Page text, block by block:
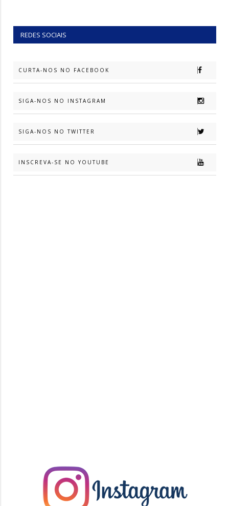
REDES SOCIAIS
CURTA-NOS NO FACEBOOK
SIGA-NOS NO INSTAGRAM
SIGA-NOS NO TWITTER
INSCREVA-SE NO YOUTUBE